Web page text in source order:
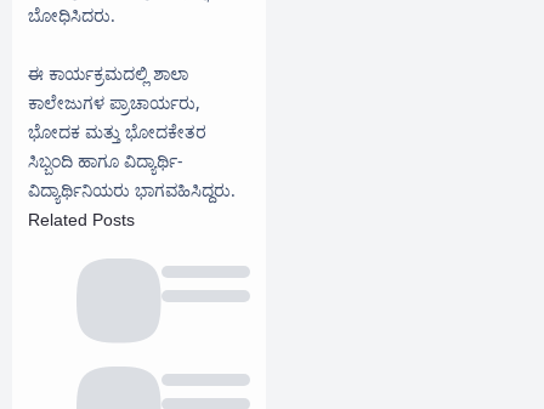
ಬೋಧಿಸಿದರು.
ಈ ಕಾರ್ಯಕ್ರಮದಲ್ಲಿ ಶಾಲಾ
ಕಾಲೇಜುಗಳ ಪ್ರಾಚಾರ್ಯರು,
ಭೋದಕ ಮತ್ತು ಭೋದಕೇತರ
ಸಿಬ್ಬಂದಿ ಹಾಗೂ ವಿದ್ಯಾರ್ಥಿ-
ವಿದ್ಯಾರ್ಥಿನಿಯರು ಭಾಗವಹಿಸಿದ್ದರು.
Related Posts